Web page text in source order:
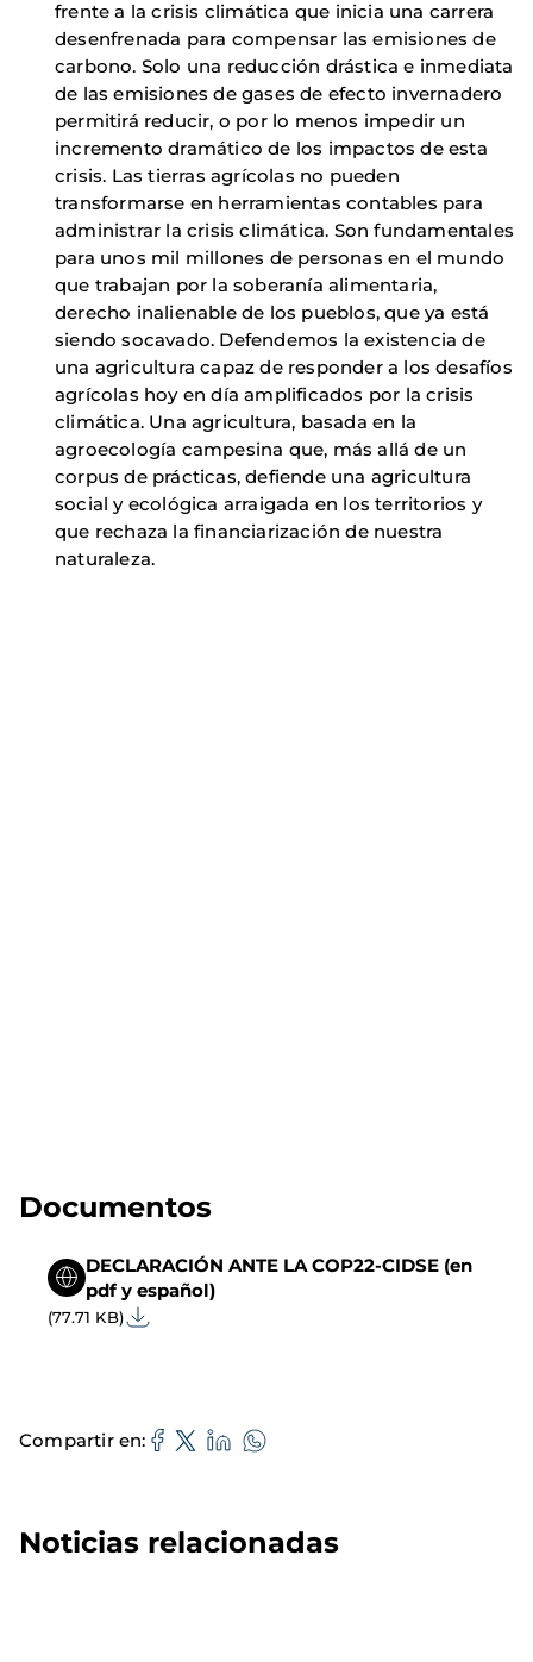
frente a la crisis climática que inicia una carrera
desenfrenada para compensar las emisiones de
carbono. Solo una reducción drástica e inmediata
de las emisiones de gases de efecto invernadero
permitirá reducir, o por lo menos impedir un
incremento dramático de los impactos de esta
crisis. Las tierras agrícolas no pueden
transformarse en herramientas contables para
administrar la crisis climática. Son fundamentales
para unos mil millones de personas en el mundo
que trabajan por la soberanía alimentaria,
derecho inalienable de los pueblos, que ya está
siendo socavado. Defendemos la existencia de
una agricultura capaz de responder a los desafíos
agrícolas hoy en día amplificados por la crisis
climática. Una agricultura, basada en la
agroecología campesina que, más allá de un
corpus de prácticas, defiende una agricultura
social y ecológica arraigada en los territorios y
que rechaza la financiarización de nuestra
naturaleza.
Documentos
DECLARACIÓN ANTE LA COP22-CIDSE (en
pdf y español)
(77.71 KB)
Compartir en
Noticias relacionadas